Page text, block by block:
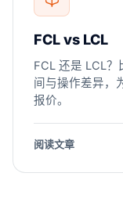
FCL vs LCL
FCL 还是 LCL
间与操作差异，
报价。
阅读文章